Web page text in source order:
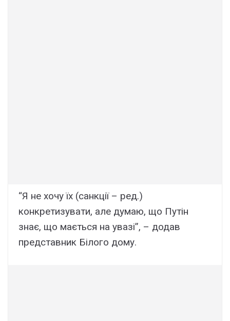
“Я не хочу їх (санкції – ред.)
конкретизувати, але думаю, що Путін
знає, що мається на увазі”, – додав
представник Білого дому.